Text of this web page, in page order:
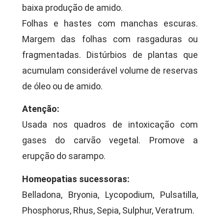
baixa produção de amido.
Folhas e hastes com manchas escuras.
Margem das folhas com rasgaduras ou
fragmentadas. Distúrbios de plantas que
acumulam considerável volume de reservas
de óleo ou de amido.
Atenção:
Usada nos quadros de intoxicação com
gases do carvão vegetal. Promove a
erupção do sarampo.
Homeopatias sucessoras:
Belladona, Bryonia, Lycopodium, Pulsatilla,
Phosphorus, Rhus, Sepia, Sulphur, Veratrum.